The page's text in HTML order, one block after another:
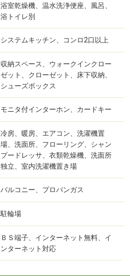
浴室乾燥機、温水洗浄便座、風呂、
浴トイレ別
システムキッチン、コンロ2口以上
収納スペース、ウォークインクロー
ゼット、クローゼット、床下収納、
シューズボックス
モニタ付インターホン、カードキー
冷房、暖房、エアコン、洗濯機置
場、洗面所、フローリング、シャン
プードレッサ、衣類乾燥機、洗面所
独立、室内洗濯機置き場
バルコニー、プロパンガス
駐輪場
ＢＳ端子、インターネット無料、イ
ンターネット対応